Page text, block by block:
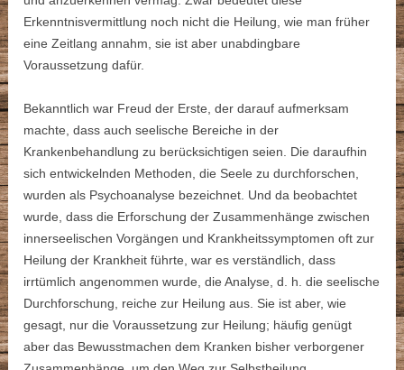
Erkenntnisvermittlung noch nicht die Heilung, wie man früher
eine Zeitlang annahm, sie ist aber unabdingbare
Voraussetzung dafür.
Bekanntlich war Freud der Erste, der darauf aufmerksam
machte, dass auch seelische Bereiche in der
Krankenbehandlung zu berücksichtigen seien. Die daraufhin
sich entwickelnden Methoden, die Seele zu durchforschen,
wurden als Psychoanalyse bezeichnet. Und da beobachtet
wurde, dass die Erforschung der Zusammenhänge zwischen
innerseelischen Vorgängen und Krankheitssymptomen oft zur
Heilung der Krankheit führte, war es verständlich, dass
irrtümlich angenommen wurde, die Analyse, d. h. die seelische
Durchforschung, reiche zur Heilung aus. Sie ist aber, wie
gesagt, nur die Voraussetzung zur Heilung; häufig genügt
aber das Bewusstmachen dem Kranken bisher verborgener